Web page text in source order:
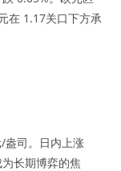
在 1.17关口下方承
盎司。日内上涨
长期博弈的焦